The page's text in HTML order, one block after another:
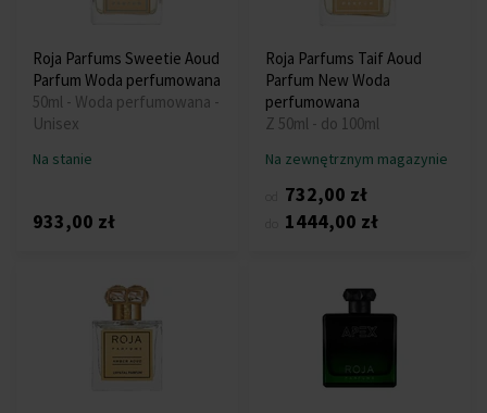
Roja Parfums Sweetie Aoud
Parfum Woda perfumowana
50ml - Woda perfumowana -
Unisex
Na stanie
933,00 zł
Roja Parfums Taif Aoud
Parfum New Woda
perfumowana
Z 50ml - do 100ml
Na zewnętrznym magazynie
732,00 zł
1444,00 zł